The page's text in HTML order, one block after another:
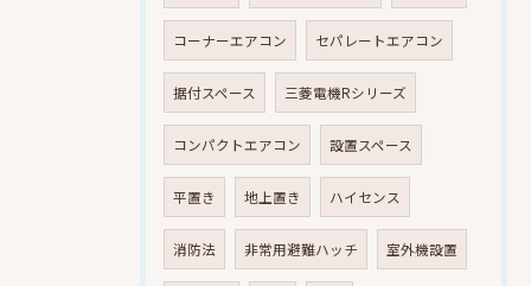
コーナーエアコン セパレートエアコン
据付スペース 三菱電機Rシリーズ
コンパクトエアコン 設置スペース
平置き 地上置き ハイセンス
消防法 非常用避難ハッチ 室外機設置